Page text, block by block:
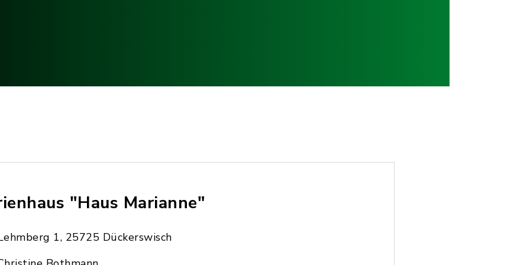
"Haus Marianne"
1, 25725 Dückerswisch